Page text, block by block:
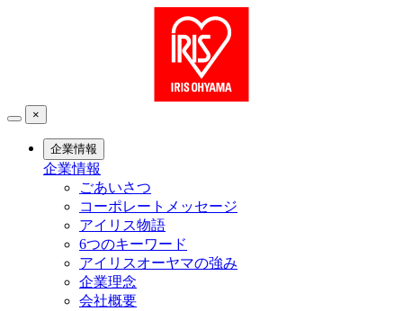
×
企業情報
企業情報
ごあいさつ
コーポレートメッセージ
アイリス物語
6つのキーワード
アイリスオーヤマの強み
企業理念
会社概要